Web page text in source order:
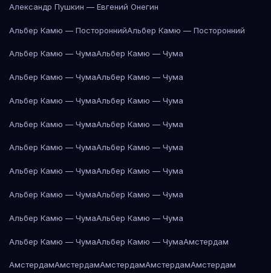
Александр Пушкин — Евгений Онегин
Альбер Камю — ПостороннийАльбер Камю — Посторонний
Альбер Камю — ЧумаАльбер Камю — Чума
Альбер Камю — ЧумаАльбер Камю — Чума
Альбер Камю — ЧумаАльбер Камю — Чума
Альбер Камю — ЧумаАльбер Камю — Чума
Альбер Камю — ЧумаАльбер Камю — Чума
Альбер Камю — ЧумаАльбер Камю — Чума
Альбер Камю — ЧумаАльбер Камю — Чума
Альбер Камю — ЧумаАльбер Камю — Чума
Альбер Камю — ЧумаАльбер Камю — ЧумаАмстердам
АмстердамАмстердамАмстердамАмстердамАмстердам